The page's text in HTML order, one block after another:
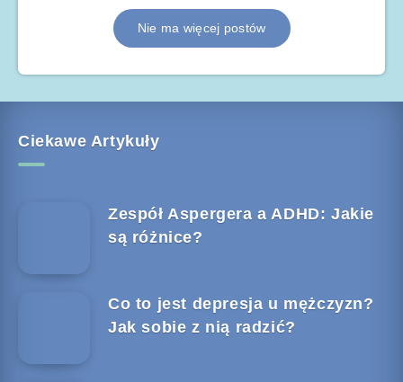
Nie ma więcej postów
Ciekawe Artykuły
Zespół Aspergera a ADHD: Jakie
są różnice?
Co to jest depresja u mężczyzn?
Jak sobie z nią radzić?